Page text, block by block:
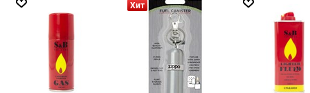
Хит